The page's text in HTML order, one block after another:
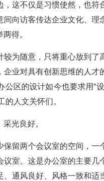
这不仅是习惯使然，也
向访客传达企业文化、
得。
为随意，只将重心放到
业对具有创新思维的人
区的设计如今也要求用“设
的人文关怀们。
光良好。
留两个会议室的空间，
室。这是办公室的主要
通风良好、风格一致和